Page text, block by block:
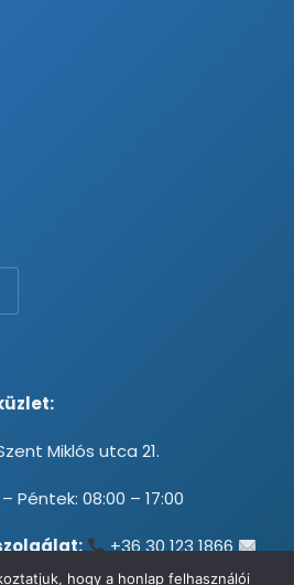
Miklós utca 21.
Péntek: 08:00 – 17:00
+36 30 123 1866
hogy a honlap felhasználói